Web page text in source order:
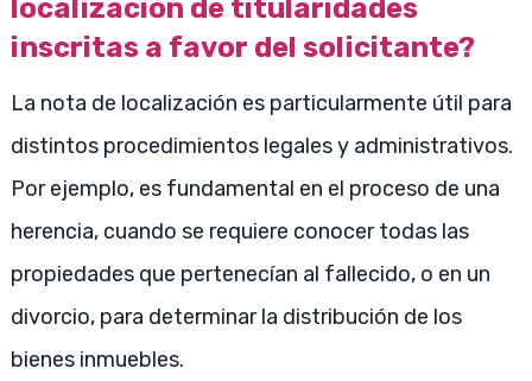
localización de titularidades
inscritas a favor del solicitante?
La nota de localización es particularmente útil para
distintos procedimientos legales y administrativos.
Por ejemplo, es fundamental en el proceso de una
herencia, cuando se requiere conocer todas las
propiedades que pertenecían al fallecido, o en un
divorcio, para determinar la distribución de los
bienes inmuebles.